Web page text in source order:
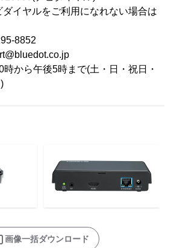
ご利用になれない場合は
8852
時から午後5時まで(土・日・祝日・
画像一括ダウンロード